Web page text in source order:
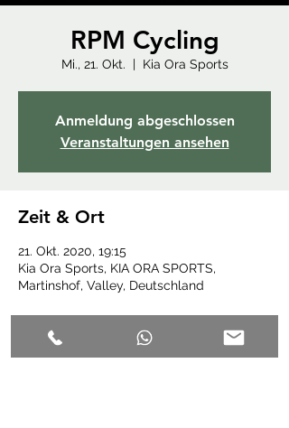
RPM Cycling
Mi., 21. Okt.
  |
Kia Ora Sports
Anmeldung abgeschlossen
Veranstaltungen ansehen
Zeit & Ort
21. Okt. 2020, 19:15
Kia Ora Sports, KIA ORA SPORTS,
Martinshof, Valley, Deutschland